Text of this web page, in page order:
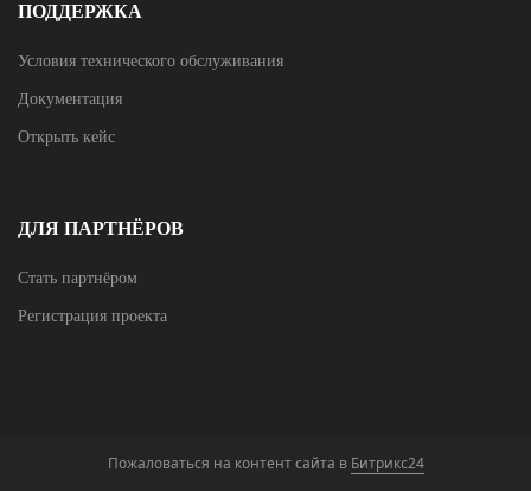
ПОДДЕРЖКА
Условия технического обслуживания
Документация
Открыть кейс
ДЛЯ ПАРТНЁРОВ
Стать партнёром
Регистрация проекта
Пожаловаться на контент cайта в Битрикс24